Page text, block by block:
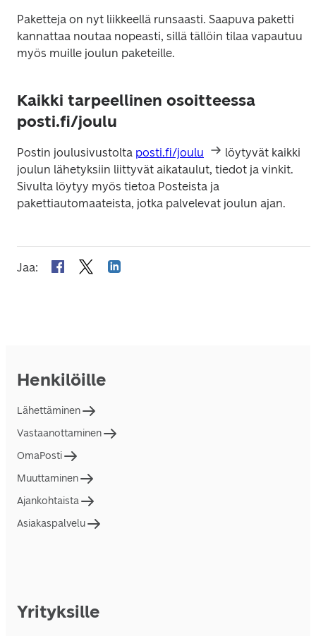
Paketteja on nyt liikkeellä runsaasti. Saapuva paketti
kannattaa noutaa nopeasti, sillä tällöin tilaa vapautuu
myös muille joulun paketeille.
Kaikki tarpeellinen osoitteessa
posti.fi/joulu
Postin joulusivustolta posti.fi/joulu
löytyvät kaikki
joulun lähetyksiin liittyvät aikataulut, tiedot ja vinkit.
Sivulta löytyy myös tietoa Posteista ja
pakettiautomaateista, jotka palvelevat joulun ajan.
Jaa:
Henkilöille
Lähettäminen
Vastaanottaminen
OmaPosti
Muuttaminen
Ajankohtaista
Asiakaspalvelu
Yrityksille